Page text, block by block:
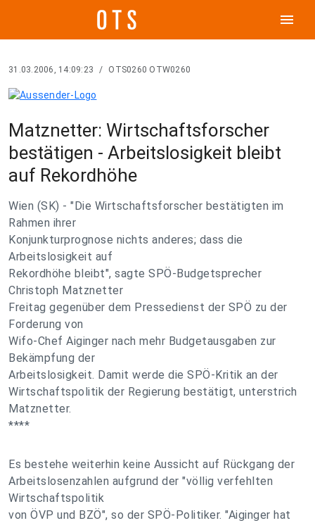
menu
31.03.2006, 14:09:23 / OTS0260 OTW0260
Matznetter: Wirtschaftsforscher
bestätigen - Arbeitslosigkeit bleibt
auf Rekordhöhe
Wien (SK) - "Die Wirtschaftsforscher bestätigten im
Rahmen ihrer
Konjunkturprognose nichts anderes; dass die
Arbeitslosigkeit auf
Rekordhöhe bleibt", sagte SPÖ-Budgetsprecher
Christoph Matznetter
Freitag gegenüber dem Pressedienst der SPÖ zu der
Forderung von
Wifo-Chef Aiginger nach mehr Budgetausgaben zur
Bekämpfung der
Arbeitslosigkeit. Damit werde die SPÖ-Kritik an der
Wirtschaftspolitik der Regierung bestätigt, unterstrich
Matznetter.
****
Es bestehe weiterhin keine Aussicht auf Rückgang der
Arbeitslosenzahlen aufgrund der "völlig verfehlten
Wirtschaftspolitik
von ÖVP und BZÖ", so der SPÖ-Politiker. "Aiginger hat